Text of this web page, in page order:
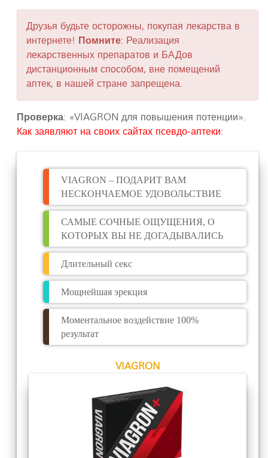
Друзья будьте осторожны, покупая лекарства в
интернете! Помните: Реализация
лекарственных препаратов и БАДов
дистанционным способом, вне помещений
аптек, в нашей стране запрещена.
Проверка: «VIAGRON для повышения потенции».
Как заявляют на своих сайтах псевдо-аптеки:
VIAGRON – ПОДАРИТ ВАМ
НЕСКОНЧАЕМОЕ УДОВОЛЬСТВИЕ
САМЫЕ СОЧНЫЕ ОЩУЩЕНИЯ, О
КОТОРЫХ ВЫ НЕ ДОГАДЫВАЛИСЬ
Длительный секс
Мощнейшая эрекция
Моментальное воздействие 100%
результат
VIAGRON